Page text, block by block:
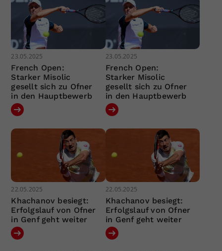
23.05.2025
French Open:
Starker Misolic
gesellt sich zu Ofner
in den Hauptbewerb
23.05.2025
French Open:
Starker Misolic
gesellt sich zu Ofner
in den Hauptbewerb
22.05.2025
Khachanov besiegt:
Erfolgslauf von Ofner
in Genf geht weiter
22.05.2025
Khachanov besiegt:
Erfolgslauf von Ofner
in Genf geht weiter